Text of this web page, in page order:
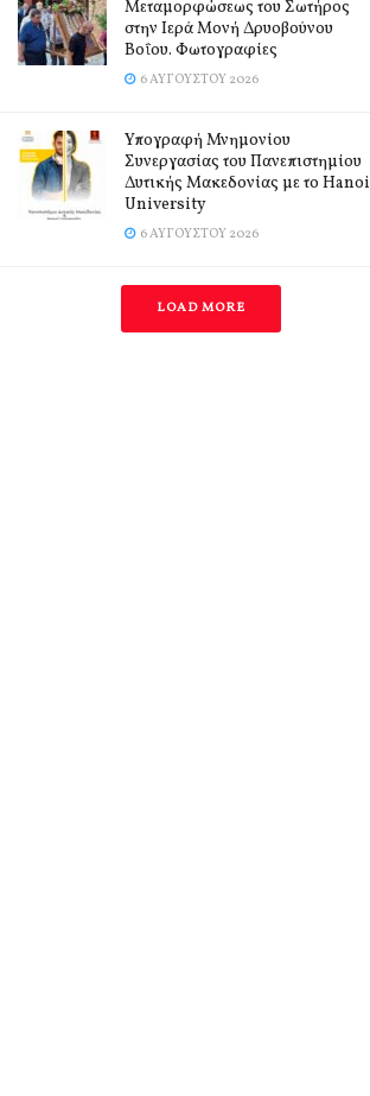
Μεταμορφώσεως του Σωτήρος
στην Ιερά Μονή Δρυοβούνου
Βοΐου. Φωτογραφίες
6 ΑΥΓΟΎΣΤΟΥ 2026
Υπογραφή Μνημονίου
Συνεργασίας του Πανεπιστημίου
Δυτικής Μακεδονίας με το Hanoi
University
6 ΑΥΓΟΎΣΤΟΥ 2026
LOAD MORE